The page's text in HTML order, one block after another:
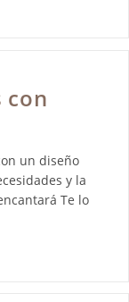
con
un diseño
y la
Te lo